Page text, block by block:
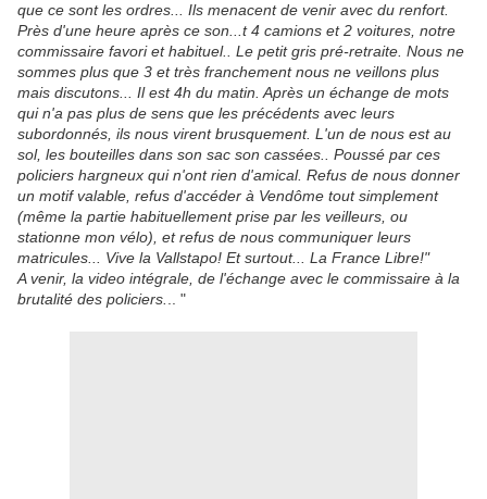
que ce sont les ordres... Ils menacent de venir avec du renfort.
Près d'une heure après ce son...t 4 camions et 2 voitures, notre
commissaire favori et habituel.. Le petit gris pré-retraite. Nous ne
sommes plus que 3 et très franchement nous ne veillons plus
mais discutons... Il est 4h du matin. Après un échange de mots
qui n'a pas plus de sens que les précédents avec leurs
subordonnés, ils nous virent brusquement. L'un de nous est au
sol, les bouteilles dans son sac son cassées.. Poussé par ces
policiers hargneux qui n'ont rien d'amical. Refus de nous donner
un motif valable, refus d'accéder à Vendôme tout simplement
(même la partie habituellement prise par les veilleurs, ou
stationne mon vélo), et refus de nous communiquer leurs
matricules... Vive la Vallstapo! Et surtout... La France Libre!"
A venir, la video intégrale, de l'échange avec le commissaire à la
brutalité des policiers.
.. "